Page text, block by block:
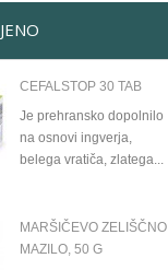
CEFALSTOP 30 TAB
Je prehransko dopolnilo
na osnovi ingverja,
belega vratiča, zlatega...
MARŠIČEVO ZELIŠČNO
MAZILO, 50 G